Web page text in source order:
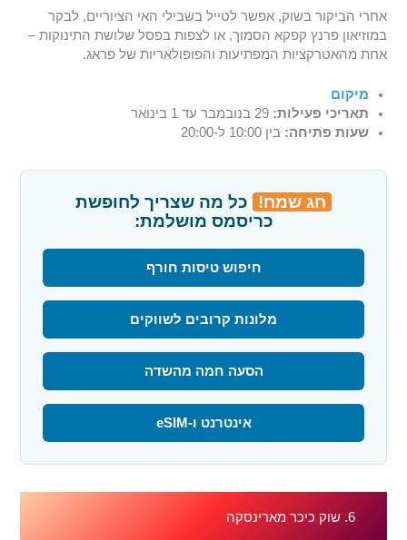
אחרי הביקור בשוק, אפשר לטייל בשבילי האי הציוריים, לבקר
במוזיאון פרנץ קפקא הסמוך, או לצפות בפסל שלושת התינוקות –
אחת מהאטרקציות המפתיעות והפופולאריות של פראג.
מיקום
תאריכי פעילות: 29 בנובמבר עד 1 בינואר
שעות פתיחה: בין 10:00 ל-20:00
חג שמח!
כל מה שצריך לחופשת
כריסמס מושלמת:
חיפוש טיסות חורף
מלונות קרובים לשווקים
הסעה חמה מהשדה
אינטרנט ו-eSIM
6. שוק כיכר מארינסקה